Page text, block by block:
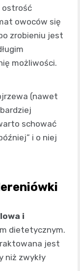
ostrość
owoców się
zrobieniu jest
możliwości.
(nawet
schować
i o niej
i
dietetycznym.
jest
niż zwykły